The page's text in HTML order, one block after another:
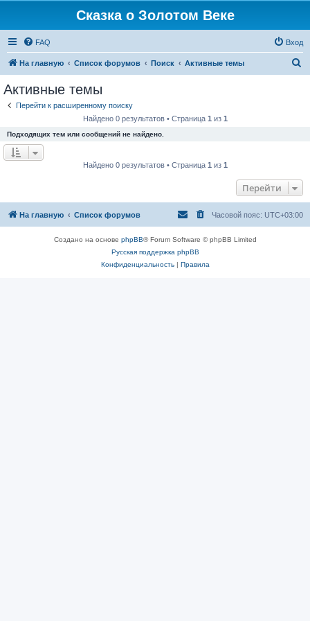
Сказка о Золотом Веке
FAQ Вход
На главную Список форумов Поиск Активные темы
Активные темы
Перейти к расширенному поиску
Найдено 0 результатов • Страница 1 из 1
Подходящих тем или сообщений не найдено.
Найдено 0 результатов • Страница 1 из 1
Перейти
На главную Список форумов Часовой пояс: UTC+03:00
Создано на основе phpBB® Forum Software © phpBB Limited
Русская поддержка phpBB
Конфиденциальность| Правила